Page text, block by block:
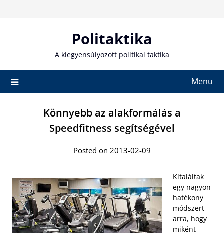
Politaktika
A kiegyensúlyozott politikai taktika
Menu
Könnyebb az alakformálás a
Speedfitness segítségével
Posted on 2013-02-09
Kitaláltak
egy nagyon
hatékony
módszert
arra, hogy
miként